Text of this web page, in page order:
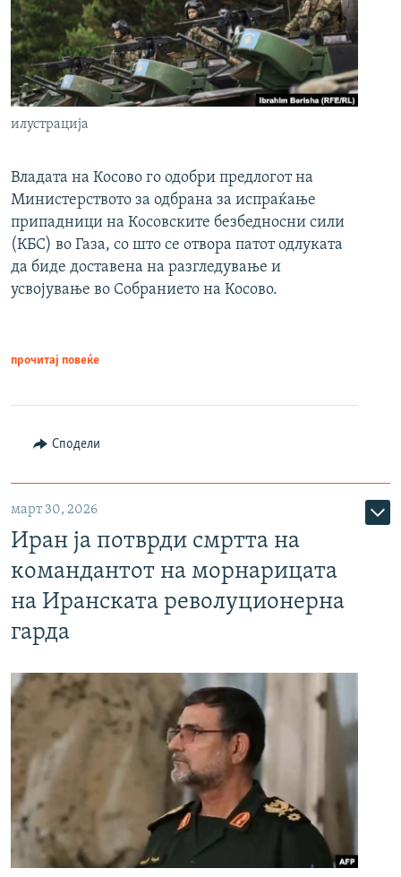
илустрација
Владата на Косово го одобри предлогот на
Министерството за одбрана за испраќање
припадници на Косовските безбедносни сили
(КБС) во Газа, со што се отвора патот одлуката
да биде доставена на разгледување и
усвојување во Собранието на Косово.
прочитај повеќе
Сподели
март 30, 2026
Иран ја потврди смртта на
командантот на морнарицата
на Иранската револуционерна
гарда